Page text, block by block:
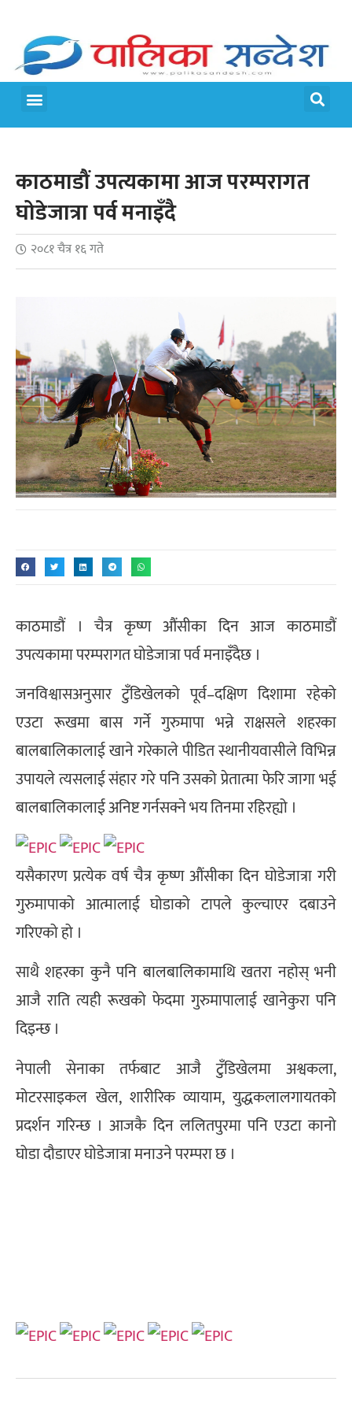
काठमाडौं उपत्यकामा आज परम्परागत
घोडेजात्रा पर्व मनाइँदै
२०८१ चैत्र १६ गते
काठमाडौं । चैत्र कृष्ण औंसीका दिन आज काठमाडौं
उपत्यकामा परम्परागत घोडेजात्रा पर्व मनाइँदैछ ।
जनविश्वासअनुसार टुँडिखेलको पूर्व–दक्षिण दिशामा रहेको
एउटा रूखमा बास गर्ने गुरुमापा भन्ने राक्षसले शहरका
बालबालिकालाई खाने गरेकाले पीडित स्थानीयवासीले विभिन्न
उपायले त्यसलाई संहार गरे पनि उसको प्रेतात्मा फेरि जागा भई
बालबालिकालाई अनिष्ट गर्नसक्ने भय तिनमा रहिरह्यो ।
यसैकारण प्रत्येक वर्ष चैत्र कृष्ण औंसीका दिन घोडेजात्रा गरी
गुरुमापाको आत्मालाई घोडाको टापले कुल्चाएर दबाउने
गरिएको हो ।
साथै शहरका कुनै पनि बालबालिकामाथि खतरा नहोस् भनी
आजै राति त्यही रूखको फेदमा गुरुमापालाई खानेकुरा पनि
दिइन्छ ।
नेपाली सेनाका तर्फबाट आजै टुँडिखेलमा अश्वकला,
मोटरसाइकल खेल, शारीरिक व्यायाम, युद्धकलालगायतको
प्रदर्शन गरिन्छ । आजकै दिन ललितपुरमा पनि एउटा कानो
घोडा दौडाएर घोडेजात्रा मनाउने परम्परा छ ।